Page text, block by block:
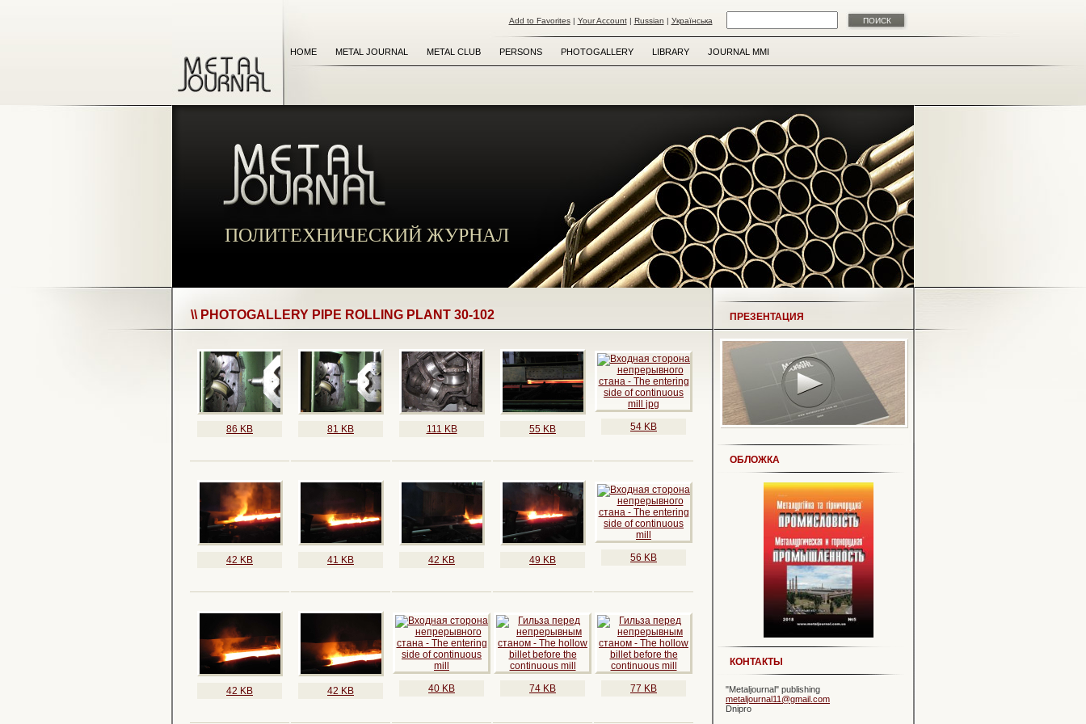
Add to Favorites | Your Account | Russian | Українська
HOME METAL JOURNAL METAL CLUB PERSONS PHOTOGALLERY LIBRARY JOURNAL MMI
ПОЛИТЕХНИЧЕСКИЙ ЖУРНАЛ
\\ PHOTOGALLERY PIPE ROLLING PLANT 30-102
86 KB 81 KB 111 KB 55 KB 54 KB
42 KB 41 KB 42 KB 49 KB 56 KB
42 KB 42 KB 40 KB 74 KB 77 KB
ПРЕЗЕНТАЦИЯ
ОБЛОЖКА
КОНТАКТЫ
"Metaljournal" publishing
metaljournal11@gmail.com
Dnipro